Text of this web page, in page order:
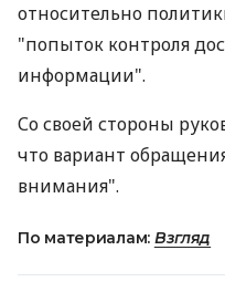
относительно
"попыток контроля
информации".
Со своей стороны
что вариант
внимания".
По материалам: Взгляд